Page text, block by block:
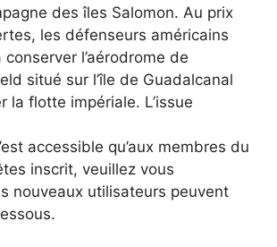
des îles Salomon. Au prix
les défenseurs américains
l’aérodrome de
situé sur l’île de Guadalcanal
la flotte impériale. L’issue
accessible qu’aux membres du
inscrit, veuillez vous
nouveaux utilisateurs peuvent